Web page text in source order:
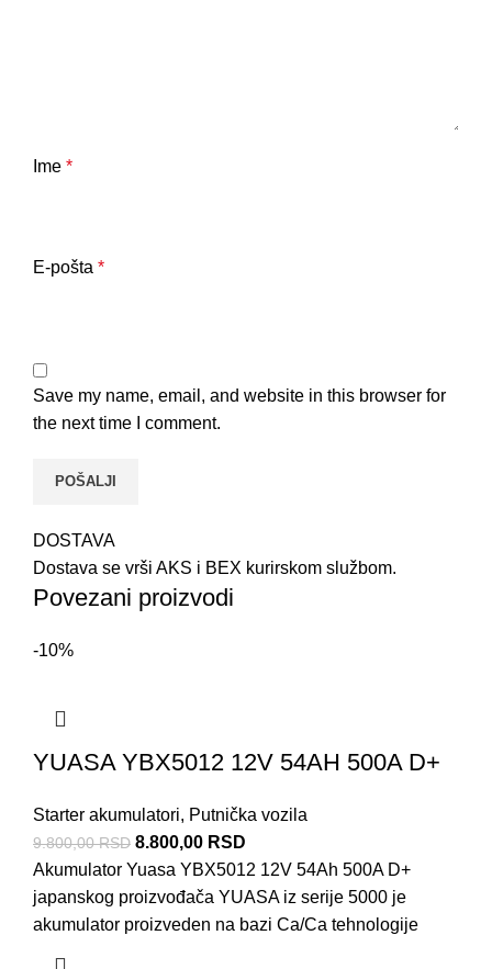
Ime *
E-pošta *
Save my name, email, and website in this browser for
the next time I comment.
DOSTAVA
Dostava se vrši AKS i BEX kurirskom službom.
Povezani proizvodi
-10%
YUASA YBX5012 12V 54AH 500A D+
Starter akumulatori, Putnička vozila
9.800,00RSD 8.800,00 RSD
Akumulator Yuasa YBX5012 12V 54Ah 500A D+
japanskog proizvođača YUASA iz serije 5000 je
akumulator proizveden na bazi Ca/Ca tehnologije